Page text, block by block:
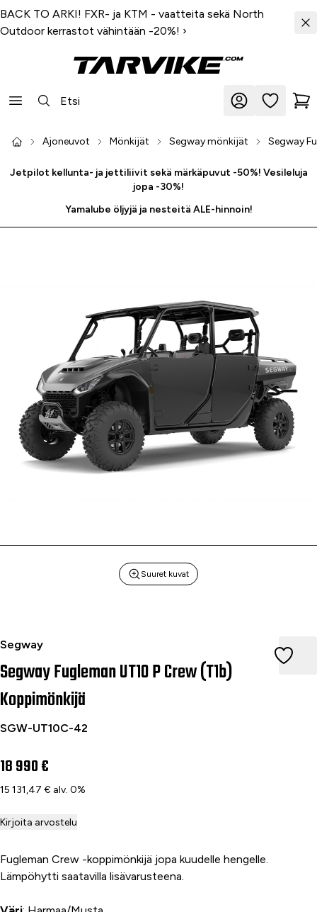
BACK TO ARKI! FXR- ja KTM - vaatteita sekä North
Outdoor kerrastot vähintään -20%! ›
Ajoneuvot Mönkijät Segway mönkijät Segway
Jetpilot kellunta- ja jettiliivit sekä märkäpuvut -50%! Vesileluja
jopa -30%!
Yamalube öljyjä ja nesteitä ALE-hinnoin!
Suuret kuvat
Segway
Segway Fugleman UT10 P Crew (T1b) Gray-Black
Segway Fugleman UT10 P Crew (T1b)
Koppimönkijä
SGW-UT10C-42
18 990 €
15 131,47 € alv. 0%
Kirjoita arvostelu
Fugleman Crew -koppimönkijä jopa kuudelle hengelle.
Lämpöhytti saatavilla lisävarusteena.